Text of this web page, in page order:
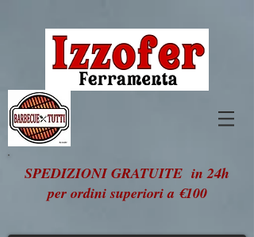
SPEDIZIONI GRATUITE in 24h
per ordini superiori a €100